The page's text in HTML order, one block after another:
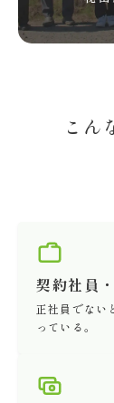
こん
契約社員
正社員でない
っている。